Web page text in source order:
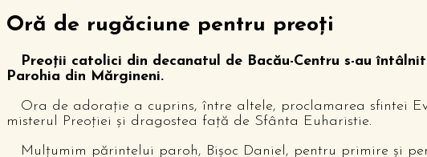
Oră de rugăciune pentru preoţi
Preoţii catolici din decanatul de Bacău-Centru s-au întâlnit
Parohia din Mărgineni.
Ora de adoraţie a cuprins, între altele, proclamarea sfintei
misterul Preoției și dragostea față de Sfânta Euharistie.
Mulțumim părintelui paroh, Bișoc Daniel, pentru primire și